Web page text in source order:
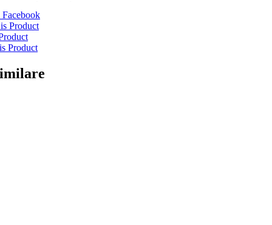
Facebook
Product
Product